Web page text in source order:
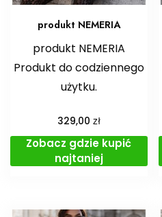
produkt NEMERIA
produkt NEMERIA
Produkt do codziennego
użytku.
329,00 zł
Zobacz gdzie kupić
najtaniej